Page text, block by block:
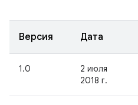
Версия Дата
1.0
2 июля
2018 г.